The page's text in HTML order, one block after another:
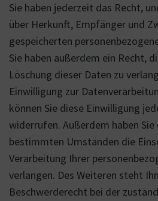
Sie haben jederzeit das Recht,
über Herkunft, Empfänger und
gespeicherten
Sie haben außerdem ein Recht,
Löschung dieser Daten zu
Einwilligung zur
können Sie diese Einwilligung
widerrufen. Außerdem haben
bestimmten Umständen die
Verarbeitung Ihrer
verlangen. Des Weiteren steht
Beschwerderecht bei der